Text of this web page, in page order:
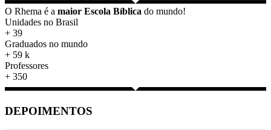
O Rhema é a maior Escola Bíblica do mundo!
Unidades no Brasil
+ 39
Graduados no mundo
+ 59 k
Professores
+ 350
DEPOIMENTOS